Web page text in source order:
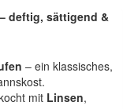
deftig, sättigend &
– ein klassisches,
mit Linsen,